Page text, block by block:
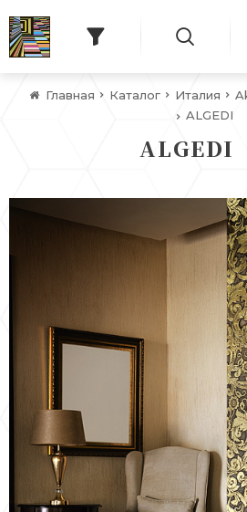
Главная Каталог Италия
ALGEDI
ALGEDI